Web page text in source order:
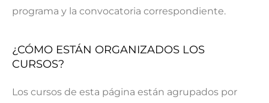
programa y la convocatoria correspondiente.
¿CÓMO ESTÁN ORGANIZADOS LOS
CURSOS?
Los cursos de esta página están agrupados por